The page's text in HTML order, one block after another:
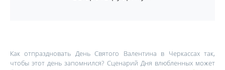
Как отпраздновать День Святого Валентина в Черкассах так,
чтобы этот день запомнился? Сценарий Дня влюбленных может